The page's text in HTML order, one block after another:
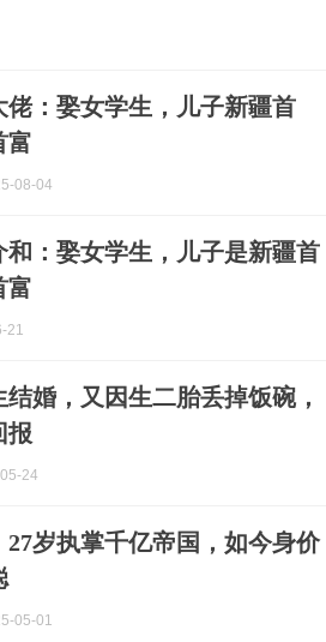
佬：娶女学生，儿子新疆首
富
08-04
：娶女学生，儿子是新疆首
富
21
婚，又因生二胎丢掉饭碗，
报
24
岁执掌千亿帝国，如今身价
05-01